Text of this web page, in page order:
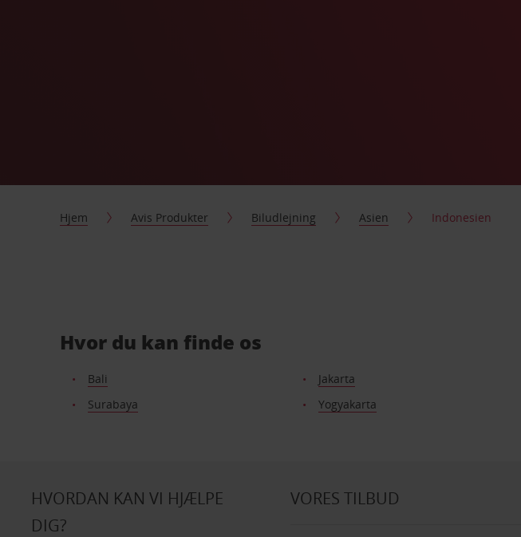
Hjem Avis Produkter Biludlejning Asien Indonesien
Hvor du kan finde os
Bali Jakarta
Surabaya
Yogyakarta
HVORDAN KAN VI HJÆLPE
DIG?
VORES TILBUD